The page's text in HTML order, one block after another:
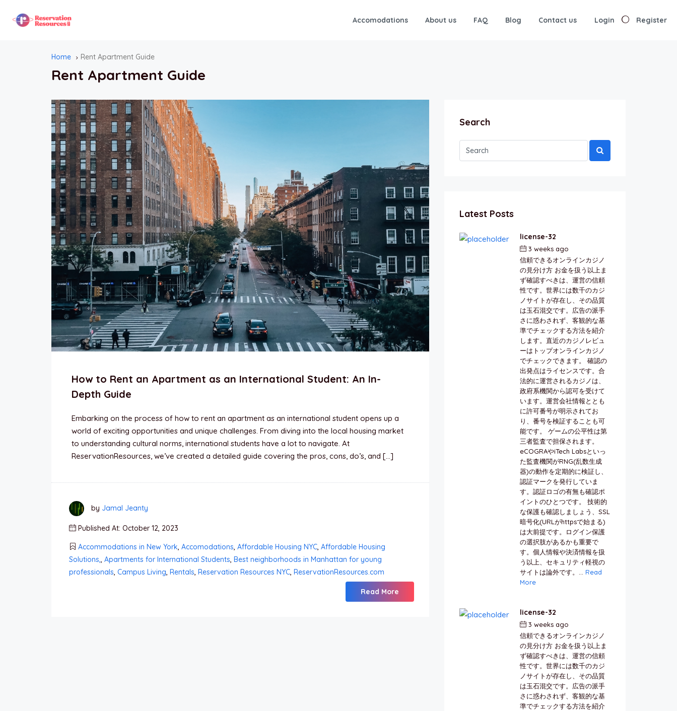
Accomodations About us FAQ Blog Contact us Login Register
Home Rent Apartment Guide
Rent Apartment Guide
How to Rent an Apartment as an International Student: An In-
Depth Guide
Embarking on the process of how to rent an apartment as an international student opens up a
world of exciting opportunities and unique challenges. From diving into the local housing market
to understanding cultural norms, international students have a lot to navigate. At
ReservationResources, we’ve created a detailed guide covering the pros, cons, do’s, and […]
by Jamal Jeanty
Published At: October 12, 2023
Accommodations in New York, Accomodations, Affordable Housing NYC, Affordable Housing
Solutions,, Apartments for International Students, Best neighborhoods in Manhattan for young
professionals, Campus Living, Rentals, Reservation Resources NYC, ReservationResources.com
Read More
Search
Latest Posts
license-32
3 weeks ago
信頼できるオンラインカジノ
の見分け方 お金を扱う以上ま
ず確認すべきは、運営の信頼
性です。世界には数千のカジ
ノサイトが存在し、その品質
は玉石混交です。広告の派手
さに惑わされず、客観的な基
準でチェックする方法を紹介
します。直近のカジノレビュ
ーはトップオンラインカジノ
でチェックできます。 確認の
出発点はライセンスです。合
法的に運営されるカジノは、
政府系機関から認可を受けて
います。運営会社情報ととも
に許可番号が明示されてお
り、番号を検証することも可
能です。 ゲームの公平性は第
三者監査で担保されます。
eCOGRAやiTech Labsといっ
た監査機関がRNG(乱数生成
器)の動作を定期的に検証し、
認証マークを発行していま
す。認証ロゴの有無も確認ポ
イントのひとつです。 技術的
な保護も確認しましょう、SSL
暗号化(URLがhttpsで始まる)
は大前提です。ログイン保護
の選択肢があるかも重要で
す。個人情報や決済情報を扱
う以上、セキュリティ軽視の
サイトは論外です。... Read
More
license-32
3 weeks ago
信頼できるオンラインカジノ
の見分け方 お金を扱う以上ま
ず確認すべきは、運営の信頼
性です。世界には数千のカジ
ノサイトが存在し、その品質
は玉石混交です。広告の派手
さに惑わされず、客観的な基
準でチェックする方法を紹介